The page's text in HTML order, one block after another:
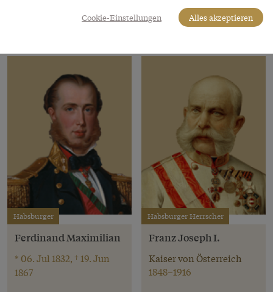
Habsburger
Ferdinand Maximilian
* 06. Jul 1832, † 19. Jun
1867
Habsburger Herrscher
Franz Joseph I.
Kaiser von Österreich
1848–1916
Cookie-Einstellungen Alles akzeptieren